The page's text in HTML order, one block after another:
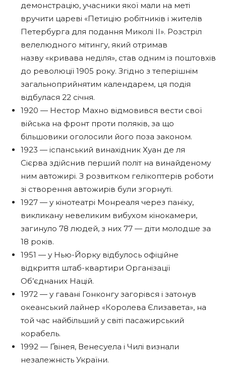
демонстрацію, учасники якої мали на меті
вручити цареві «Петицію робітників і жителів
Петербурга для подання Миколі II». Розстріл
велелюдного мітингу, який отримав
назву «кривава неділя», став одним із поштовхів
до революції 1905 року. Згідно з теперішнім
загальноприйнятим календарем, ця подія
відбулася 22 січня.
1920 — Нестор Махно відмовився вести свої
війська на фронт проти поляків, за що
більшовики оголосили його поза законом.
1923 — іспанський винахідник Хуан де ля
Сієрва здійснив перший політ на винайденому
ним автожирі. З розвитком гелікоптерів роботи
зі створення автожирів були згорнуті.
1927 — у кінотеатрі Монреаля через паніку,
викликану невеликим вибухом кінокамери,
загинуло 78 людей, з них 77 — діти молодше за
18 років.
1951 — у Нью-Йорку відбулось офіційне
відкриття штаб-квартири Організації
Об’єднаних Націй.
1972 — у гавані Гонконгу загорівся і затонув
океанський лайнер «Королева Єлизавета», на
той час найбільший у світі пасажирський
корабель.
1992 — Ґвінея, Венесуела і Чилі визнали
незалежність України.